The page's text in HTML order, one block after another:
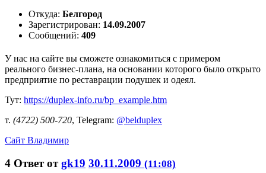
Откуда: Белгород
Зарегистрирован: 14.09.2007
Сообщений: 409
У нас на сайте вы сможете ознакомиться с примером
реального бизнес-плана, на основании которого было открыто
предприятие по реставрации подушек и одеял.
Тут: https://duplex-info.ru/bp_example.htm
т. (4722) 500-720, Telegram: @belduplex
Сайт Владимир
4 Ответ отgk19 30.11.2009 (11:08)